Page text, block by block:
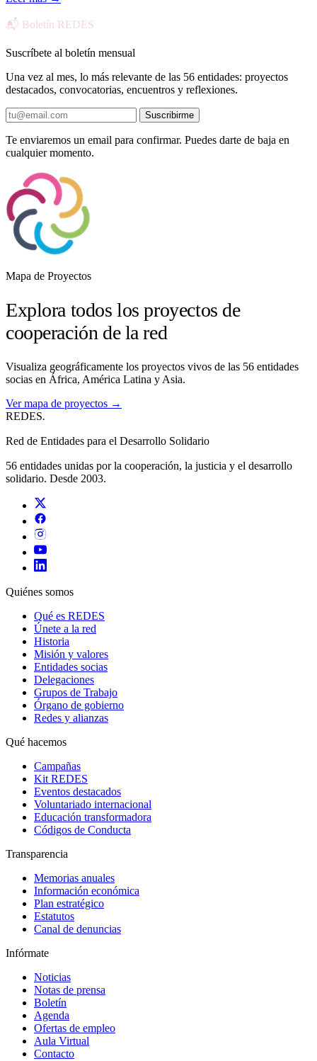
📬 Boletín REDES
Suscríbete al boletín mensual
Una vez al mes, lo más relevante de las 56 entidades: proyectos
destacados, convocatorias, encuentros y reflexiones.
Suscribirme
Te enviaremos un email para confirmar. Puedes darte de baja en
cualquier momento.
Mapa de Proyectos
Explora todos los proyectos de
cooperación de la red
Visualiza geográficamente los proyectos vivos de las 56 entidades
socias en África, América Latina y Asia.
Ver mapa de proyectos →
REDES.
Red de Entidades para el Desarrollo Solidario
56 entidades unidas por la cooperación, la justicia y el desarrollo
solidario. Desde 2003.
Quiénes somos
Qué es REDES
Únete a la red
Historia
Misión y valores
Entidades socias
Delegaciones
Grupos de Trabajo
Órgano de gobierno
Redes y alianzas
Qué hacemos
Campañas
Kit REDES
Eventos destacados
Voluntariado internacional
Educación transformadora
Códigos de Conducta
Transparencia
Memorias anuales
Información económica
Plan estratégico
Estatutos
Canal de denuncias
Infórmate
Noticias
Notas de prensa
Boletín
Agenda
Ofertas de empleo
Aula Virtual
Contacto